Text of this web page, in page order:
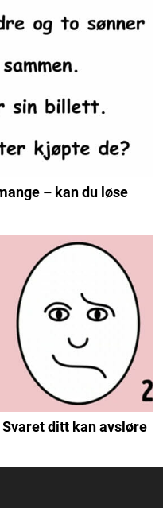
– kan du løse
ditt kan avsløre